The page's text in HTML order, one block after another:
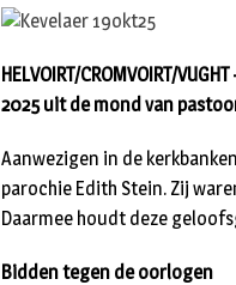
HELVOIRT/CROMVOIRT/
2025 uit de mond van
Aanwezigen in de
parochie Edith Stein. Zij
Daarmee houdt deze
Bidden tegen de oorlogen